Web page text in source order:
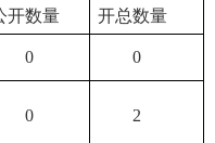
开数量
开总数量
0 0
0 2